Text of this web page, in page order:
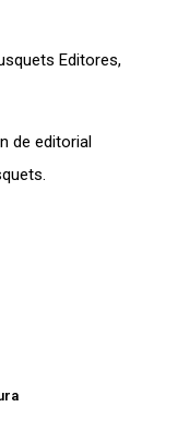
Editores,
de editorial